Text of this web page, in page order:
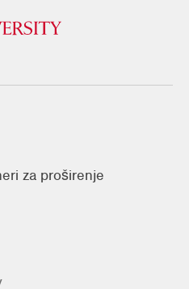
za proširenje